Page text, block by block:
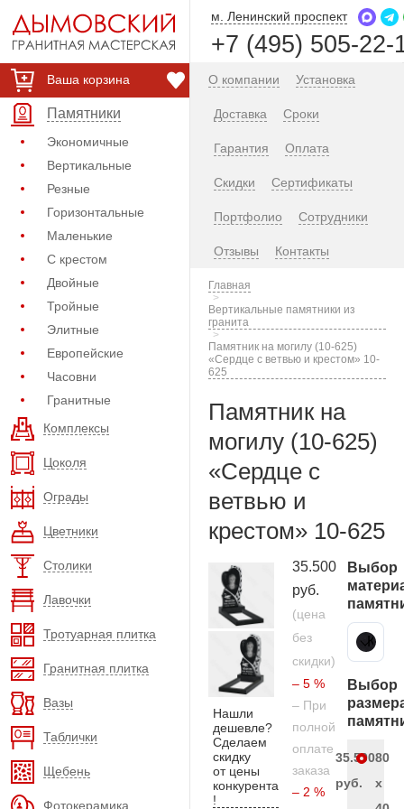
Ваша корзина
Памятники
Экономичные
Вертикальные
Резные
Горизонтальные
Маленькие
С крестом
Двойные
Тройные
Элитные
Европейские
Часовни
Гранитные
Комплексы
Цоколя
Ограды
Цветники
Столики
Лавочки
Тротуарная плитка
Гранитная плитка
Вазы
Таблички
Щебень
Фотокерамика
м. Ленинский проспект
+7 (495) 505-22-
О компании Установка
Доставка Сроки
Гарантия Оплата
Скидки Сертификаты
Портфолио Сотрудники
Отзывы Контакты
Главная
Вертикальные памятники из
гранита
Памятник на могилу (10-625)
«Сердце с ветвью и крестом» 10-
625
Памятник на
могилу (10-625)
«Сердце с
ветвью и
крестом» 10-625
Нашли
дешевле?
Сделаем
скидку
от цены
конкурента
!
35.500
руб.
(цена
без
скидки)
– 5 %
– При
полной
оплате
заказа
– 2 %
Выбор
Карельский гранит
Выбор
35.500
руб.
80
x